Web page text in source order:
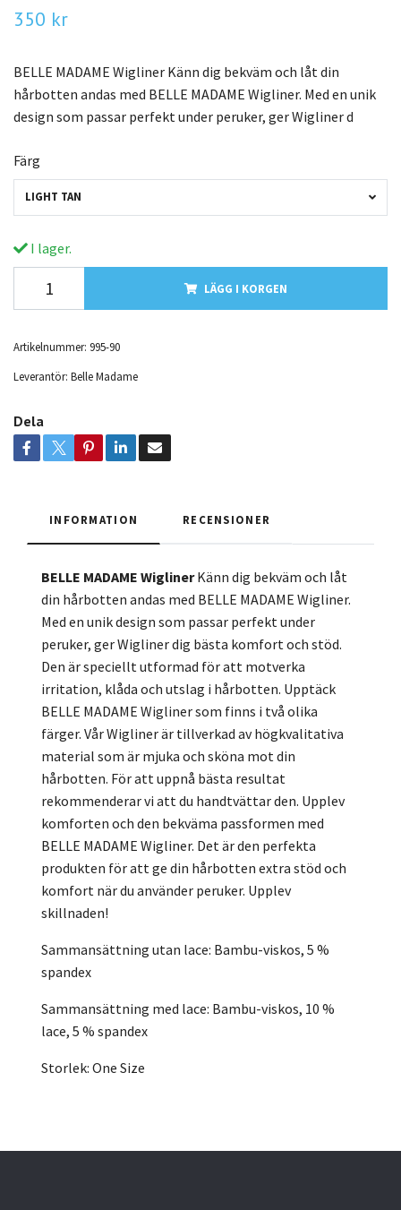
350 kr
BELLE MADAME Wigliner Känn dig bekväm och låt din
hårbotten andas med BELLE MADAME Wigliner. Med en unik
design som passar perfekt under peruker, ger Wigliner d
Färg
LIGHT TAN
I lager.
LÄGG I KORGEN
Artikelnummer: 995-90
Leverantör: Belle Madame
Dela
INFORMATION RECENSIONER
BELLE MADAME WiglinerKänn dig bekväm och låt
din hårbotten andas med BELLE MADAME Wigliner.
Med en unik design som passar perfekt under
peruker, ger Wigliner dig bästa komfort och stöd.
Den är speciellt utformad för att motverka
irritation, klåda och utslag i hårbotten. Upptäck
BELLE MADAME Wigliner som finns i två olika
färger. Vår Wigliner är tillverkad av högkvalitativa
material som är mjuka och sköna mot din
hårbotten. För att uppnå bästa resultat
rekommenderar vi att du handtvättar den. Upplev
komforten och den bekväma passformen med
BELLE MADAME Wigliner. Det är den perfekta
produkten för att ge din hårbotten extra stöd och
komfort när du använder peruker. Upplev
skillnaden!
Sammansättning utan lace: Bambu-viskos, 5 %
spandex
Sammansättning med lace: Bambu-viskos, 10 %
lace, 5 % spandex
Storlek: One Size